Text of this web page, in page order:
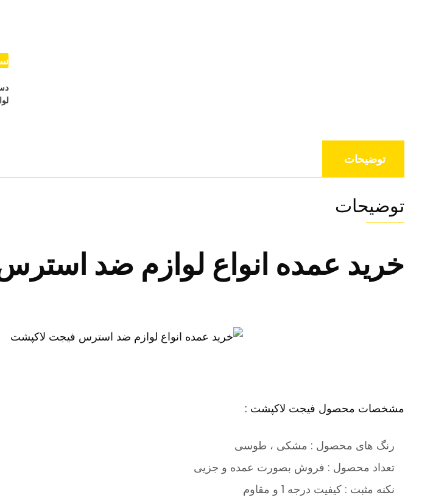
توضیحات
توضیحات
خرید عمده انواع لوازم ضد
مشخصات محصول فیجت لاکپشت :
رنگ های محصول : مشکی ، طوسی
تعداد محصول : فروش بصورت عمده و جزیی
نکنه مثبت : کیفیت درجه 1 و مقاوم